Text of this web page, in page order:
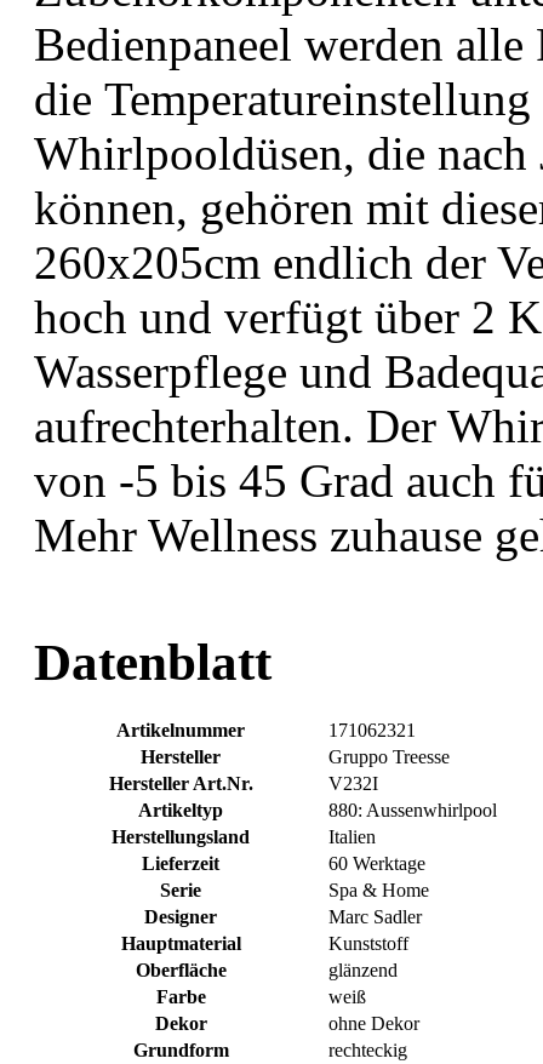
Bedienpaneel werden
die
Whirlpooldüsen, die nach
können, gehören mit
260x205cm endlich der
hoch und verfügt über 2
Wasserpflege und
aufrechterhalten. Der
von -5 bis 45 Grad auch
Mehr Wellness zuhause
Datenblatt
Artikelnummer
171062321
Hersteller
Gruppo Treesse
Hersteller Art.Nr.
V232I
Artikeltyp
880: Aussenwhirlpool
Herstellungsland
Italien
Lieferzeit
60 Werktage
Serie
Spa & Home
Designer
Marc Sadler
Hauptmaterial
Kunststoff
Oberfläche
glänzend
Farbe
weiß
Dekor
ohne Dekor
Grundform
rechteckig